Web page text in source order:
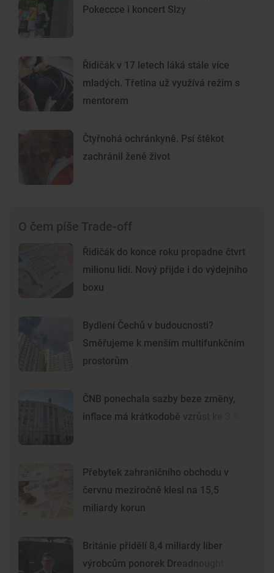
Pokeccce i koncert Slzy
Řidičák v 17 letech láká stále více
mladých. Třetina už využívá režim s
mentorem
Čtyřnohá ochránkyně. Psí štěkot
zachránil ženě život
O čem píše Trade-off
Řidičák do konce roku propadne čtvrt
milionu lidí. Nový přijde i do výdejního
boxu
Bydlení Čechů v budoucnosti?
Směřujeme k menším multifunkčním
prostorům
ČNB ponechala sazby beze změny,
inflace má krátkodobě vzrůst ke 3 %
Přebytek zahraničního obchodu v
červnu meziročně klesl na 15,5
miliardy korun
Británie přidělí 8,4 miliardy liber
výrobcům ponorek Dreadnought